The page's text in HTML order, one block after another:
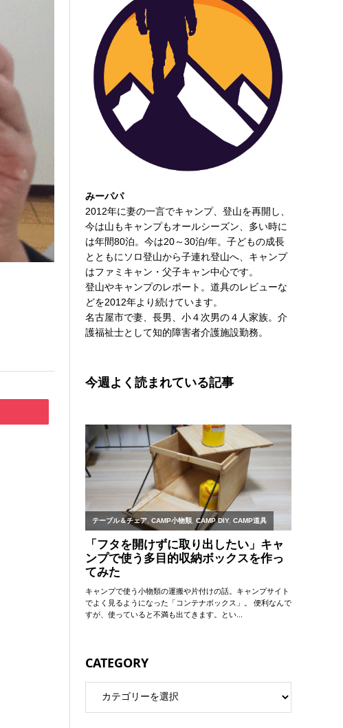
みーパパ
2012年に妻の一言でキャンプ、登山を再開し、
今は山もキャンプもオールシーズン、多い時に
は年間80泊。今は20～30泊/年。子どもの成長
とともにソロ登山から子連れ登山へ、キャンプ
はファミキャン・父子キャン中心です。
登山やキャンプのレポート。道具のレビューな
どを2012年より続けています。
名古屋市で妻、長男、小４次男の４人家族。介
護福祉士として知的障害者介護施設勤務。
今週よく読まれている記事
CATEGORY